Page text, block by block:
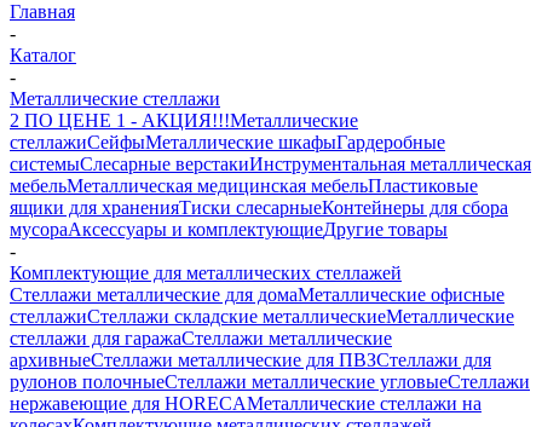
Главная
-
Каталог
-
Металлические стеллажи
2 ПО ЦЕНЕ 1 - АКЦИЯ!!!Металлические
стеллажиСейфыМеталлические шкафыГардеробные
системыСлесарные верстакиИнструментальная металлическая
мебельМеталлическая медицинская мебельПластиковые
ящики для храненияТиски слесарныеКонтейнеры для сбора
мусораАксессуары и комплектующиеДругие товары
-
Комплектующие для металлических стеллажей
Стеллажи металлические для домаМеталлические офисные
стеллажиСтеллажи складские металлическиеМеталлические
стеллажи для гаражаСтеллажи металлические
архивныеСтеллажи металлические для ПВЗСтеллажи для
рулонов полочныеСтеллажи металлические угловыеСтеллажи
нержавеющие для HORECAМеталлические стеллажи на